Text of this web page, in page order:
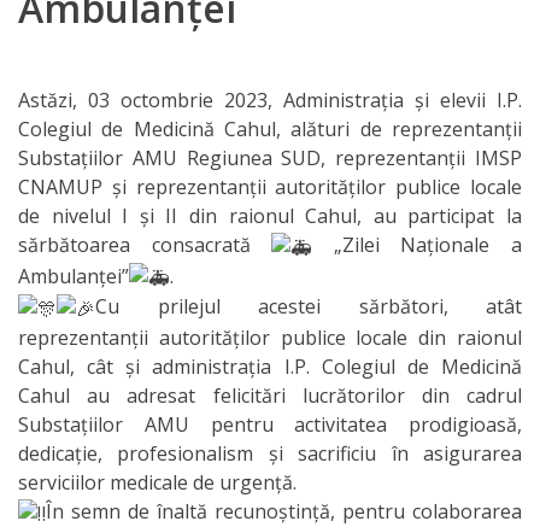
IPCMC
Posturi
vacante
Transparență
Planuri și
rapoarte
de
activitate
Acte
normative
Astăzi, 03 octombrie 2023, Administrația și elevii I.P.
Colegiul de Medicină Cahul, alături de reprezentanții
Substațiilor AMU Regiunea SUD, reprezentanții IMSP
CNAMUP și reprezentanții autorităților publice locale
de nivelul I și II din raionul Cahul, au participat la
sărbătoarea consacrată
„Zilei Naționale a
Ambulanței”
.
Cu prilejul acestei sărbători, atât
reprezentanții autorităților publice locale din raionul
Cahul, cât și administrația I.P. Colegiul de Medicină
Cahul au adresat felicitări lucrătorilor din cadrul
Substațiilor AMU pentru activitatea prodigioasă,
dedicație, profesionalism și sacrificiu în asigurarea
serviciilor medicale de urgență.
În semn de înaltă recunoștință, pentru colaborarea